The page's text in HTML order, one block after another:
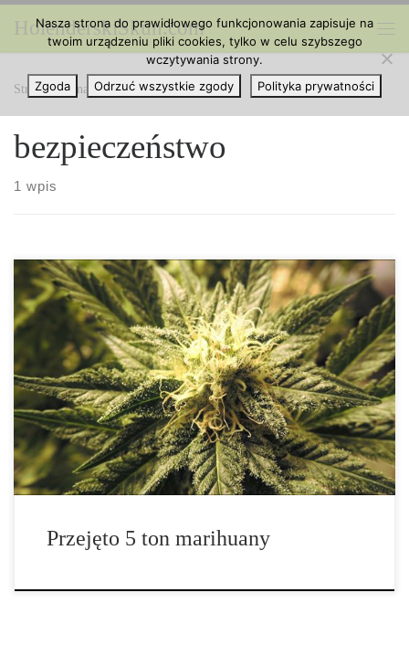
Przejdź do treści
HolenderskiSkun.com
Strona główna » bezpieczeństwo
bezpieczeństwo
1 wpis
Meksykańskie władze przejęły 5 ton marihuany niedaleko granicy
z Teksasem. Państwowa policja we współpracy z marynarzami
przejęła ponad 5 ton marihuany w pobliżu granicy Teksasu w
północno – meksykańskim stanie Tamaulipas. Grupa koordynująca
bezpieczeństwo państwa twierdzi, iż zapakowane narkotyki
znaleziono w klimatyzowanej piwnicy domu w Camargo. Władze
przejęły 1.181 oklejonych taśmą opakowań, które wcześniej
przewożone były przez Rio Grande na […]
Przejęto 5 ton marihuany
Nasza strona do prawidłowego funkcjonowania zapisuje na
twoim urządzeniu pliki cookies, tylko w celu szybszego
wczytywania strony.
Zgoda
Odrzuć wszystkie zgody Polityka prywatności